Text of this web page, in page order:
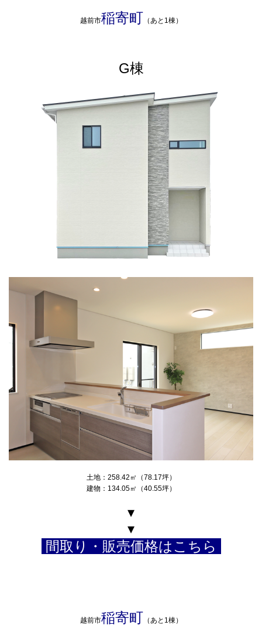
越前市稲寄町 （あと1棟）
G棟
土地：258.42㎡（78.17坪）
建物：134.05㎡（40.55坪）
▾
▾
間取り・販売価格はこちら
越前市稲寄町 （あと1棟）